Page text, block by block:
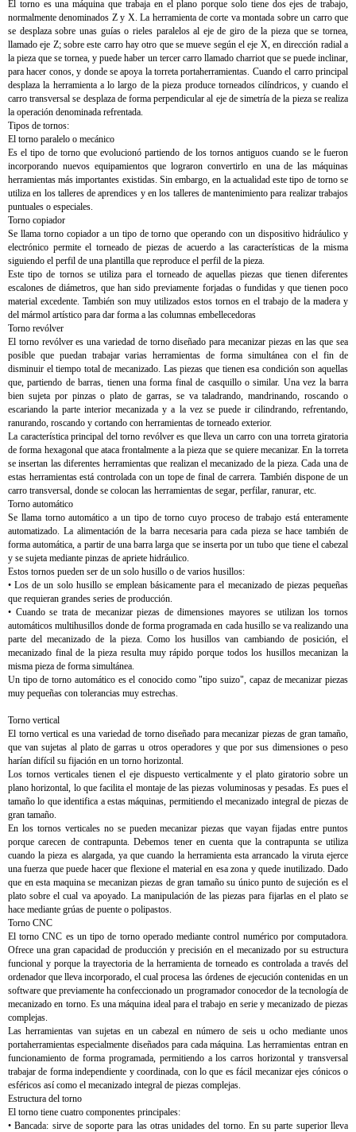
El torno es una máquina que trabaja en el plano porque solo tiene dos ejes de trabajo,
normalmente denominados Z y X. La herramienta de corte va montada sobre un carro que
se desplaza sobre unas guías o rieles paralelos al eje de giro de la pieza que se tornea,
llamado eje Z; sobre este carro hay otro que se mueve según el eje X, en dirección radial a
la pieza que se tornea, y puede haber un tercer carro llamado charriot que se puede inclinar,
para hacer conos, y donde se apoya la torreta portaherramientas. Cuando el carro principal
desplaza la herramienta a lo largo de la pieza produce torneados cilíndricos, y cuando el
carro transversal se desplaza de forma perpendicular al eje de simetría de la pieza se realiza
la operación denominada refrentada.
Tipos de tornos:
El torno paralelo o mecánico
Es el tipo de torno que evolucionó partiendo de los tornos antiguos cuando se le fueron
incorporando nuevos equipamientos que lograron convertirlo en una de las máquinas
herramientas más importantes existidas. Sin embargo, en la actualidad este tipo de torno se
utiliza en los talleres de aprendices y en los talleres de mantenimiento para realizar trabajos
puntuales o especiales.
Torno copiador
Se llama torno copiador a un tipo de torno que operando con un dispositivo hidráulico y
electrónico permite el torneado de piezas de acuerdo a las características de la misma
siguiendo el perfil de una plantilla que reproduce el perfil de la pieza.
Este tipo de tornos se utiliza para el torneado de aquellas piezas que tienen diferentes
escalones de diámetros, que han sido previamente forjadas o fundidas y que tienen poco
material excedente. También son muy utilizados estos tornos en el trabajo de la madera y
del mármol artístico para dar forma a las columnas embellecedoras
Torno revólver
El torno revólver es una variedad de torno diseñado para mecanizar piezas en las que sea
posible que puedan trabajar varias herramientas de forma simultánea con el fin de
disminuir el tiempo total de mecanizado. Las piezas que tienen esa condición son aquellas
que, partiendo de barras, tienen una forma final de casquillo o similar. Una vez la barra
bien sujeta por pinzas o plato de garras, se va taladrando, mandrinando, roscando o
escariando la parte interior mecanizada y a la vez se puede ir cilindrando, refrentando,
ranurando, roscando y cortando con herramientas de torneado exterior.
La característica principal del torno revólver es que lleva un carro con una torreta giratoria
de forma hexagonal que ataca frontalmente a la pieza que se quiere mecanizar. En la torreta
se insertan las diferentes herramientas que realizan el mecanizado de la pieza. Cada una de
estas herramientas está controlada con un tope de final de carrera. También dispone de un
carro transversal, donde se colocan las herramientas de segar, perfilar, ranurar, etc.
Torno automático
Se llama torno automático a un tipo de torno cuyo proceso de trabajo está enteramente
automatizado. La alimentación de la barra necesaria para cada pieza se hace también de
forma automática, a partir de una barra larga que se inserta por un tubo que tiene el cabezal
y se sujeta mediante pinzas de apriete hidráulico.
Estos tornos pueden ser de un solo husillo o de varios husillos:
• Los de un solo husillo se emplean básicamente para el mecanizado de piezas pequeñas
que requieran grandes series de producción.
• Cuando se trata de mecanizar piezas de dimensiones mayores se utilizan los tornos
automáticos multihusillos donde de forma programada en cada husillo se va realizando una
parte del mecanizado de la pieza. Como los husillos van cambiando de posición, el
mecanizado final de la pieza resulta muy rápido porque todos los husillos mecanizan la
misma pieza de forma simultánea.
Un tipo de torno automático es el conocido como "tipo suizo", capaz de mecanizar piezas
muy pequeñas con tolerancias muy estrechas.
Torno vertical
El torno vertical es una variedad de torno diseñado para mecanizar piezas de gran tamaño,
que van sujetas al plato de garras u otros operadores y que por sus dimensiones o peso
harían difícil su fijación en un torno horizontal.
Los tornos verticales tienen el eje dispuesto verticalmente y el plato giratorio sobre un
plano horizontal, lo que facilita el montaje de las piezas voluminosas y pesadas. Es pues el
tamaño lo que identifica a estas máquinas, permitiendo el mecanizado integral de piezas de
gran tamaño.
En los tornos verticales no se pueden mecanizar piezas que vayan fijadas entre puntos
porque carecen de contrapunta. Debemos tener en cuenta que la contrapunta se utiliza
cuando la pieza es alargada, ya que cuando la herramienta esta arrancado la viruta ejerce
una fuerza que puede hacer que flexione el material en esa zona y quede inutilizado. Dado
que en esta maquina se mecanizan piezas de gran tamaño su único punto de sujeción es el
plato sobre el cual va apoyado. La manipulación de las piezas para fijarlas en el plato se
hace mediante grúas de puente o polipastos.
Torno CNC
El torno CNC es un tipo de torno operado mediante control numérico por computadora.
Ofrece una gran capacidad de producción y precisión en el mecanizado por su estructura
funcional y porque la trayectoria de la herramienta de torneado es controlada a través del
ordenador que lleva incorporado, el cual procesa las órdenes de ejecución contenidas en un
software que previamente ha confeccionado un programador conocedor de la tecnología de
mecanizado en torno. Es una máquina ideal para el trabajo en serie y mecanizado de piezas
complejas.
Las herramientas van sujetas en un cabezal en número de seis u ocho mediante unos
portaherramientas especialmente diseñados para cada máquina. Las herramientas entran en
funcionamiento de forma programada, permitiendo a los carros horizontal y transversal
trabajar de forma independiente y coordinada, con lo que es fácil mecanizar ejes cónicos o
esféricos así como el mecanizado integral de piezas complejas.
Estructura del torno
El torno tiene cuatro componentes principales:
• Bancada: sirve de soporte para las otras unidades del torno. En su parte superior lleva